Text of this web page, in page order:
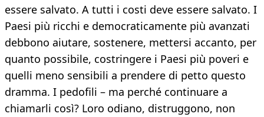
essere salvato. A tutti i costi deve essere salvato. I
Paesi più ricchi e democraticamente più avanzati
debbono aiutare, sostenere, mettersi accanto, per
quanto possibile, costringere i Paesi più poveri e
quelli meno sensibili a prendere di petto questo
dramma. I pedofili – ma perché continuare a
chiamarli così? Loro odiano, distruggono, non